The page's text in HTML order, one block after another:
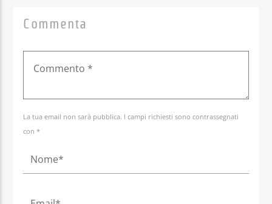
Commenta
La tua email non sarà pubblica. I campi richiesti sono contrassegnati
con *